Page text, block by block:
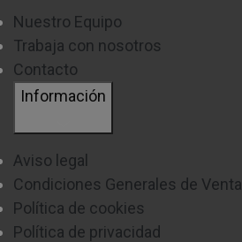
Nuestro Equipo
Trabaja con nosotros
Contacto
Información
Aviso legal
Condiciones Generales de Venta
Política de cookies
Política de privacidad